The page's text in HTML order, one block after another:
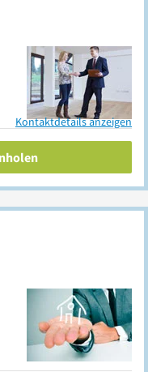
Kontaktdetails anzeigen